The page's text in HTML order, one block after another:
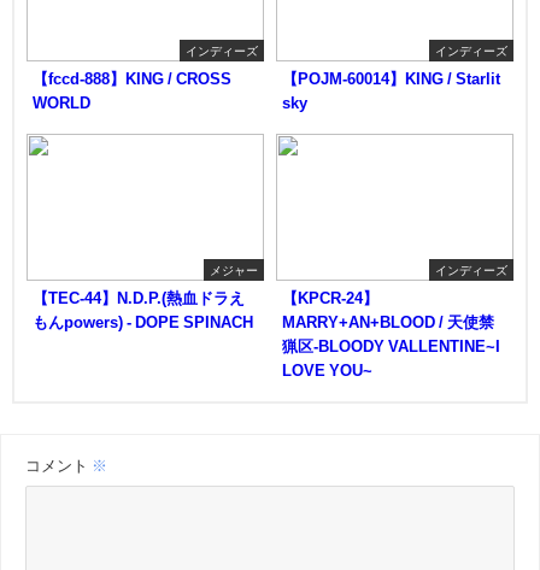
インディーズ
【fccd-888】KING / CROSS
WORLD
インディーズ
【POJM-60014】KING / Starlit
sky
メジャー
【TEC-44】N.D.P.(熱血ドラえ
もんpowers) - DOPE SPINACH
インディーズ
【KPCR-24】
MARRY+AN+BLOOD / 天使禁
猟区-BLOODY VALLENTINE~I
LOVE YOU~
コメント ※